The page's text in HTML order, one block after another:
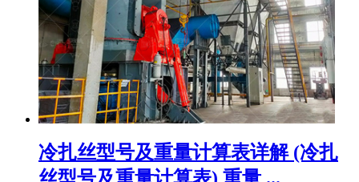
冷扎丝型号及重量计算表详解 (冷扎
丝型号及重量计算表) 重量 ...